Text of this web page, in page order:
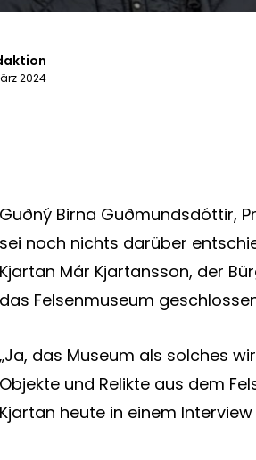
2024
Guðný Birna Guðmundsdóttir,
sei noch nichts darüber
Kjartan Már Kjartansson, der
das Felsenmuseum
„Ja, das Museum als solches
Objekte und Relikte aus dem
Kjartan heute in einem